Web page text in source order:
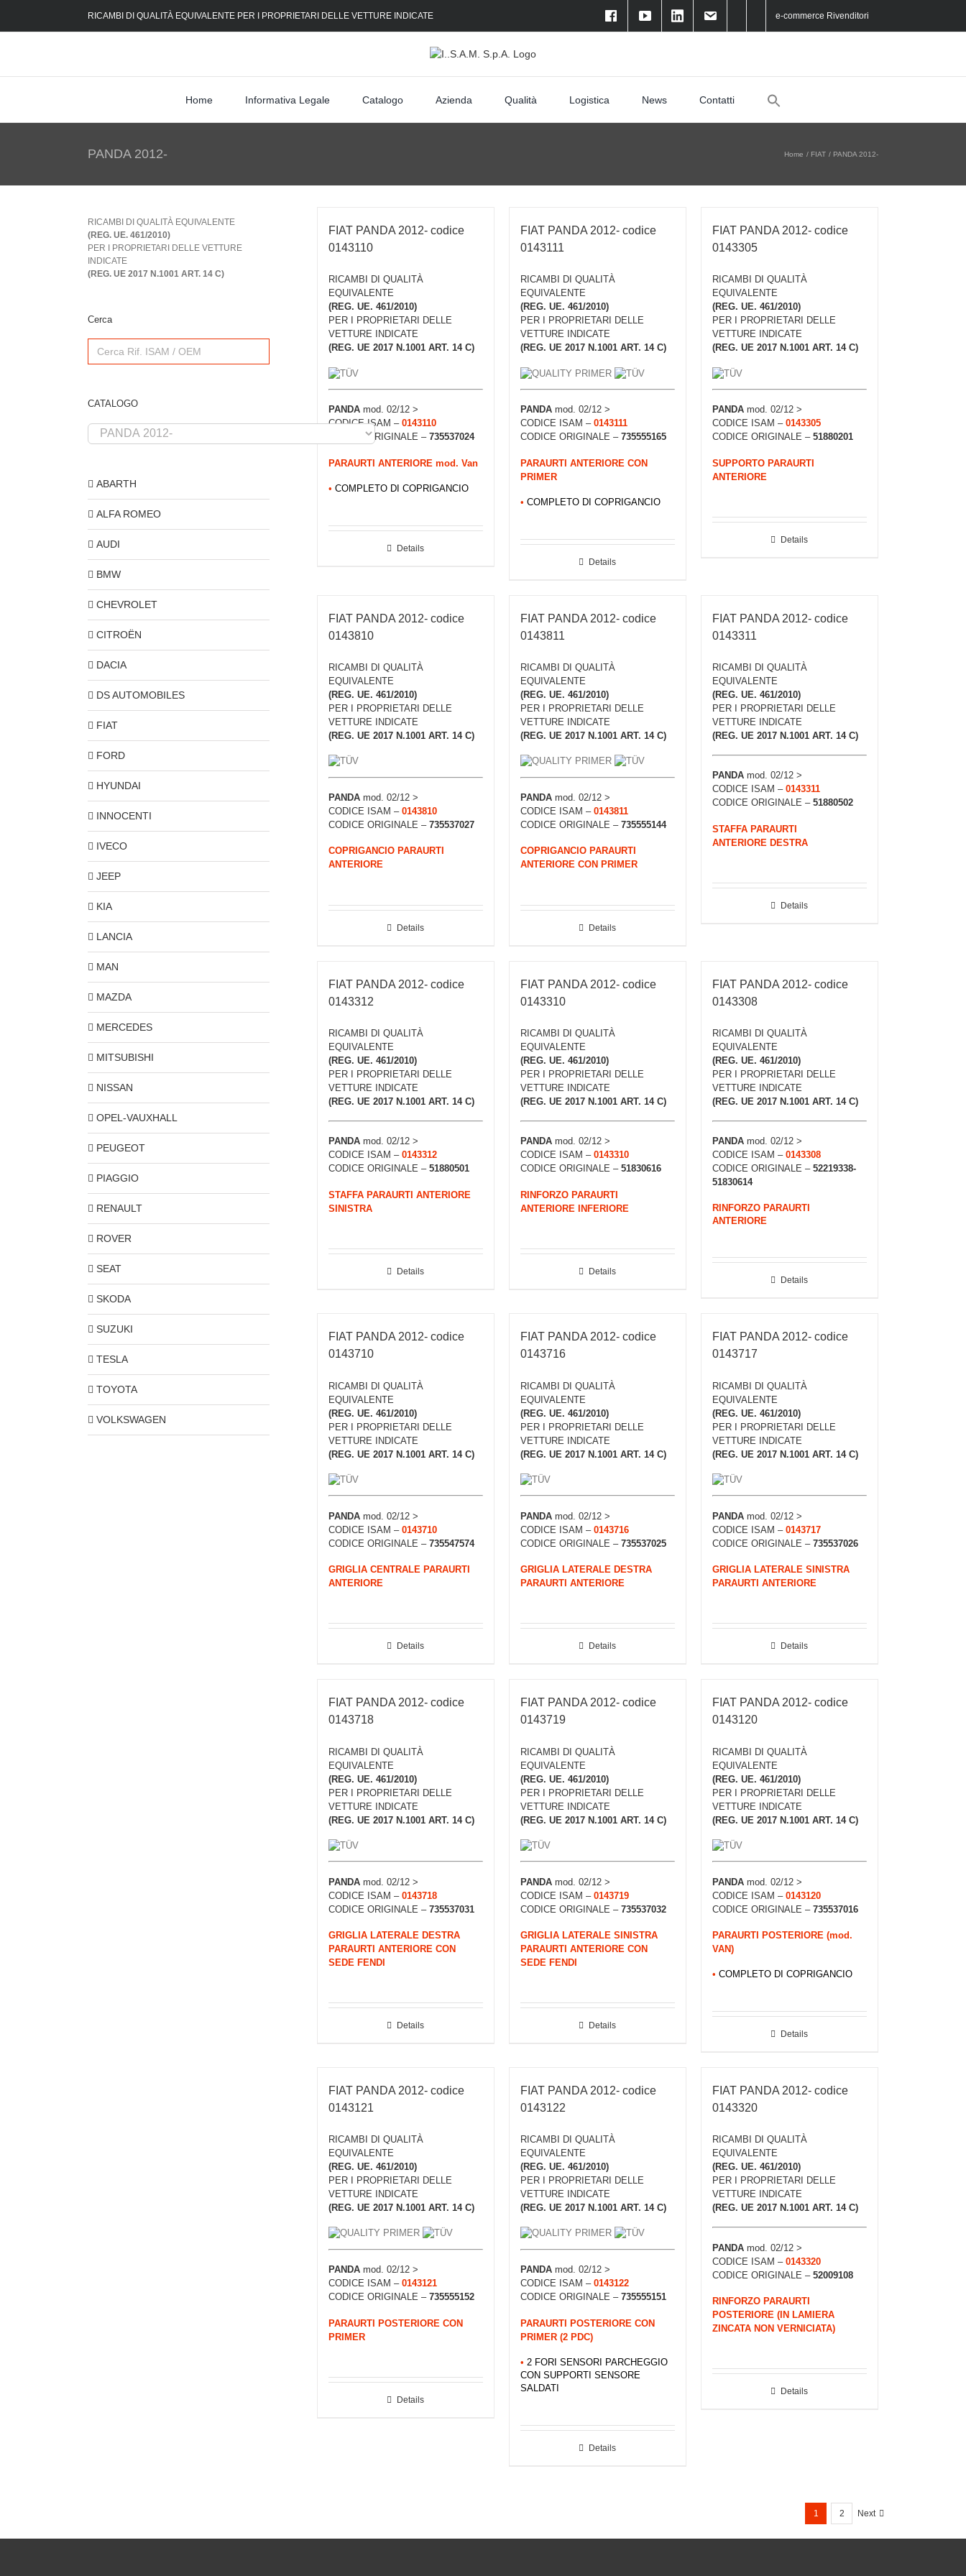
RICAMBI DI QUALITÀ EQUIVALENTE PER I PROPRIETARI DELLE VETTURE INDICATE e-commerce Rivenditori
Home Informativa Legale Catalogo Azienda Qualità Logistica News Contatti
PANDA 2012- Home FIAT PANDA 2012-
FIAT PANDA 2012- codice
0143110
RICAMBI DI QUALITÀ
EQUIVALENTE
(REG. UE. 461/2010)
PER I PROPRIETARI DELLE
VETTURE INDICATE
(REG. UE 2017 N.1001 ART. 14 C)
PANDA mod. 02/12 >
CODICE ISAM – 0143110
CODICE ORIGINALE – 735537024
PARAURTI ANTERIORE mod. Van
• COMPLETO DI COPRIGANCIO
Details
FIAT PANDA 2012- codice
0143111
RICAMBI DI QUALITÀ
EQUIVALENTE
(REG. UE. 461/2010)
PER I PROPRIETARI DELLE
VETTURE INDICATE
(REG. UE 2017 N.1001 ART. 14 C)
PANDAmod. 02/12 >
CODICE ISAM – 0143111
CODICE ORIGINALE – 735555165
PARAURTI ANTERIORE CON
PRIMER
• COMPLETO DI COPRIGANCIO
Details
FIAT PANDA 2012- codice
0143305
RICAMBI DI QUALITÀ
EQUIVALENTE
(REG. UE. 461/2010)
PER I PROPRIETARI DELLE
VETTURE INDICATE
(REG. UE 2017 N.1001 ART. 14 C)
PANDAmod. 02/12 >
CODICE ISAM – 0143305
CODICE ORIGINALE – 51880201
SUPPORTO PARAURTI
ANTERIORE
Details
FIAT PANDA 2012- codice
0143810
RICAMBI DI QUALITÀ
EQUIVALENTE
(REG. UE. 461/2010)
PER I PROPRIETARI DELLE
VETTURE INDICATE
(REG. UE 2017 N.1001 ART. 14 C)
PANDA mod. 02/12 >
CODICE ISAM – 0143810
CODICE ORIGINALE – 735537027
COPRIGANCIO PARAURTI
ANTERIORE
Details
FIAT PANDA 2012- codice
0143811
RICAMBI DI QUALITÀ
EQUIVALENTE
(REG. UE. 461/2010)
PER I PROPRIETARI DELLE
VETTURE INDICATE
(REG. UE 2017 N.1001 ART. 14 C)
PANDAmod. 02/12 >
CODICE ISAM – 0143811
CODICE ORIGINALE – 735555144
COPRIGANCIO PARAURTI
ANTERIORE CON PRIMER
Details
FIAT PANDA 2012- codice
0143311
RICAMBI DI QUALITÀ
EQUIVALENTE
(REG. UE. 461/2010)
PER I PROPRIETARI DELLE
VETTURE INDICATE
(REG. UE 2017 N.1001 ART. 14 C)
PANDAmod. 02/12 >
CODICE ISAM – 0143311
CODICE ORIGINALE – 51880502
STAFFA PARAURTI
ANTERIORE DESTRA
Details
FIAT PANDA 2012- codice
0143312
RICAMBI DI QUALITÀ
EQUIVALENTE
(REG. UE. 461/2010)
PER I PROPRIETARI DELLE
VETTURE INDICATE
(REG. UE 2017 N.1001 ART. 14 C)
PANDA mod. 02/12 >
CODICE ISAM – 0143312
CODICE ORIGINALE – 51880501
STAFFA PARAURTI ANTERIORE
SINISTRA
Details
FIAT PANDA 2012- codice
0143310
RICAMBI DI QUALITÀ
EQUIVALENTE
(REG. UE. 461/2010)
PER I PROPRIETARI DELLE
VETTURE INDICATE
(REG. UE 2017 N.1001 ART. 14 C)
PANDAmod. 02/12 >
CODICE ISAM – 0143310
CODICE ORIGINALE – 51830616
RINFORZO PARAURTI
ANTERIORE INFERIORE
Details
FIAT PANDA 2012- codice
0143308
RICAMBI DI QUALITÀ
EQUIVALENTE
(REG. UE. 461/2010)
PER I PROPRIETARI DELLE
VETTURE INDICATE
(REG. UE 2017 N.1001 ART. 14 C)
PANDAmod. 02/12 >
CODICE ISAM – 0143308
CODICE ORIGINALE – 52219338-
51830614
RINFORZO PARAURTI
ANTERIORE
Details
FIAT PANDA 2012- codice
0143710
RICAMBI DI QUALITÀ
EQUIVALENTE
(REG. UE. 461/2010)
PER I PROPRIETARI DELLE
VETTURE INDICATE
(REG. UE 2017 N.1001 ART. 14 C)
PANDA mod. 02/12 >
CODICE ISAM – 0143710
CODICE ORIGINALE – 735547574
GRIGLIA CENTRALE PARAURTI
ANTERIORE
Details
FIAT PANDA 2012- codice
0143716
RICAMBI DI QUALITÀ
EQUIVALENTE
(REG. UE. 461/2010)
PER I PROPRIETARI DELLE
VETTURE INDICATE
(REG. UE 2017 N.1001 ART. 14 C)
PANDAmod. 02/12 >
CODICE ISAM – 0143716
CODICE ORIGINALE – 735537025
GRIGLIA LATERALE DESTRA
PARAURTI ANTERIORE
Details
FIAT PANDA 2012- codice
0143717
RICAMBI DI QUALITÀ
EQUIVALENTE
(REG. UE. 461/2010)
PER I PROPRIETARI DELLE
VETTURE INDICATE
(REG. UE 2017 N.1001 ART. 14 C)
PANDAmod. 02/12 >
CODICE ISAM – 0143717
CODICE ORIGINALE – 735537026
GRIGLIA LATERALE SINISTRA
PARAURTI ANTERIORE
Details
FIAT PANDA 2012- codice
0143718
RICAMBI DI QUALITÀ
EQUIVALENTE
(REG. UE. 461/2010)
PER I PROPRIETARI DELLE
VETTURE INDICATE
(REG. UE 2017 N.1001 ART. 14 C)
PANDA mod. 02/12 >
CODICE ISAM – 0143718
CODICE ORIGINALE – 735537031
GRIGLIA LATERALE DESTRA
PARAURTI ANTERIORE CON
SEDE FENDI
Details
FIAT PANDA 2012- codice
0143719
RICAMBI DI QUALITÀ
EQUIVALENTE
(REG. UE. 461/2010)
PER I PROPRIETARI DELLE
VETTURE INDICATE
(REG. UE 2017 N.1001 ART. 14 C)
PANDAmod. 02/12 >
CODICE ISAM – 0143719
CODICE ORIGINALE – 735537032
GRIGLIA LATERALE SINISTRA
PARAURTI ANTERIORE CON
SEDE FENDI
Details
FIAT PANDA 2012- codice
0143120
RICAMBI DI QUALITÀ
EQUIVALENTE
(REG. UE. 461/2010)
PER I PROPRIETARI DELLE
VETTURE INDICATE
(REG. UE 2017 N.1001 ART. 14 C)
PANDAmod. 02/12 >
CODICE ISAM – 0143120
CODICE ORIGINALE – 735537016
PARAURTI POSTERIORE (mod.
VAN)
• COMPLETO DI COPRIGANCIO
Details
FIAT PANDA 2012- codice
0143121
RICAMBI DI QUALITÀ
EQUIVALENTE
(REG. UE. 461/2010)
PER I PROPRIETARI DELLE
VETTURE INDICATE
(REG. UE 2017 N.1001 ART. 14 C)
PANDA mod. 02/12 >
CODICE ISAM – 0143121
CODICE ORIGINALE – 735555152
PARAURTI POSTERIORE CON
PRIMER
Details
FIAT PANDA 2012- codice
0143122
RICAMBI DI QUALITÀ
EQUIVALENTE
(REG. UE. 461/2010)
PER I PROPRIETARI DELLE
VETTURE INDICATE
(REG. UE 2017 N.1001 ART. 14 C)
PANDAmod. 02/12 >
CODICE ISAM – 0143122
CODICE ORIGINALE – 735555151
PARAURTI POSTERIORE CON
PRIMER (2 PDC)
• 2 FORI SENSORI PARCHEGGIO
CON SUPPORTI SENSORE
SALDATI
Details
FIAT PANDA 2012- codice
0143320
RICAMBI DI QUALITÀ
EQUIVALENTE
(REG. UE. 461/2010)
PER I PROPRIETARI DELLE
VETTURE INDICATE
(REG. UE 2017 N.1001 ART. 14 C)
PANDAmod. 02/12 >
CODICE ISAM – 0143320
CODICE ORIGINALE – 52009108
RINFORZO PARAURTI
POSTERIORE (IN LAMIERA
ZINCATA NON VERNICIATA)
Details
1 2 Next
RICAMBI DI QUALITÀ EQUIVALENTE
(REG. UE. 461/2010)
PER I PROPRIETARI DELLE VETTURE
INDICATE
(REG. UE 2017 N.1001 ART. 14 C)
Cerca
Search
for:
CATALOGO
ABARTH
ALFA ROMEO
AUDI
BMW
CHEVROLET
CITROËN
DACIA
DS AUTOMOBILES
FIAT
FORD
HYUNDAI
INNOCENTI
IVECO
JEEP
KIA
LANCIA
MAN
MAZDA
MERCEDES
MITSUBISHI
NISSAN
OPEL-VAUXHALL
PEUGEOT
PIAGGIO
RENAULT
ROVER
SEAT
SKODA
SUZUKI
TESLA
TOYOTA
VOLKSWAGEN